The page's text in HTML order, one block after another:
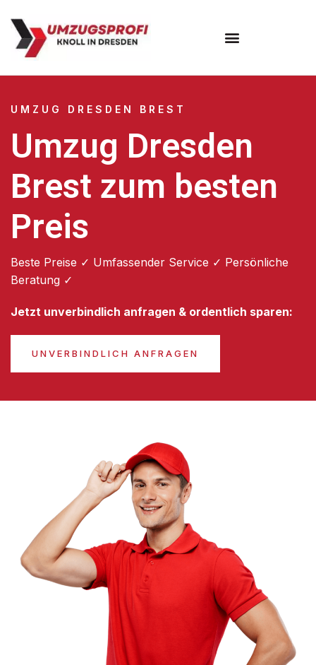
UMZUG DRESDEN BREST
Umzug Dresden
Brest zum besten
Preis
Beste Preise ✓ Umfassender Service ✓ Persönliche
Beratung ✓
Jetzt unverbindlich anfragen & ordentlich sparen:
UNVERBINDLICH ANFRAGEN